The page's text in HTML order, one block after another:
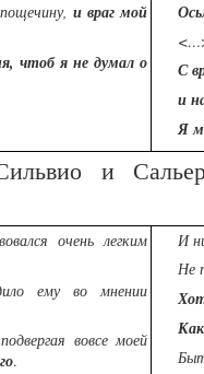
и враг мой
чтоб я не думал о
С
и
Я
и
очень легким
ему во мнении
вовсе моей
.
И
Не